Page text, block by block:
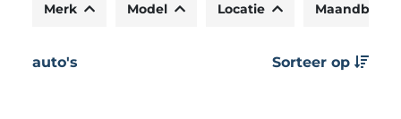
Merk Model Locatie
auto's Sorteer op